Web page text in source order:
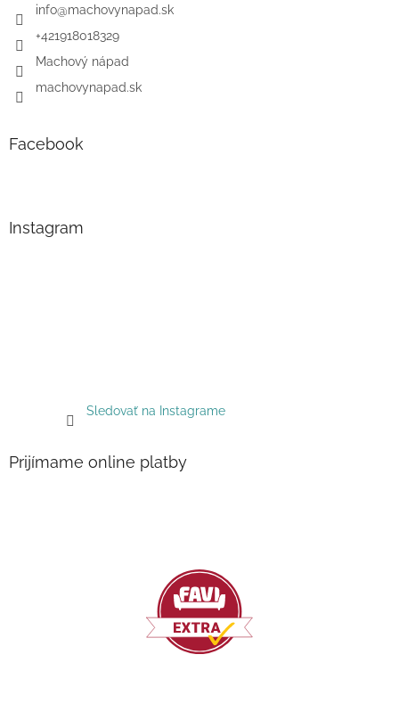
info@machovynapad.sk
+421918018329
Machový nápad
machovynapad.sk
Facebook
Instagram
Sledovať na Instagrame
Prijímame online platby